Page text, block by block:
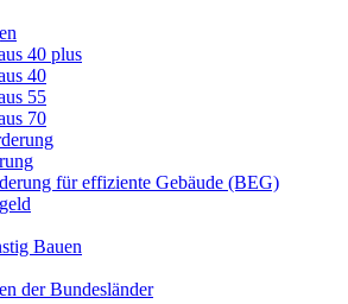
40 plus
40
55
70
für effiziente Gebäude (BEG)
Bauen
der Bundesländer